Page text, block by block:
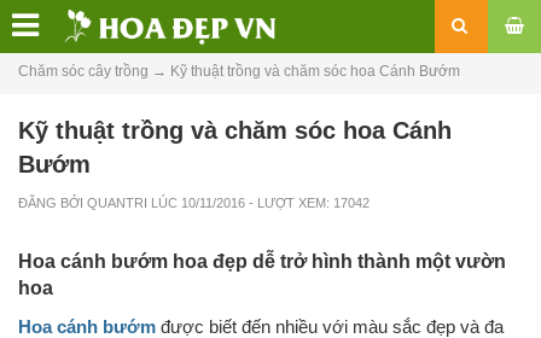
Chăm sóc cây trồng → Kỹ thuật trồng và chăm sóc hoa Cánh Bướm
Kỹ thuật trồng và chăm sóc hoa Cánh
Bướm
ĐĂNG BỞI QUANTRI LÚC 10/11/2016 - LƯỢT XEM: 17042
Hoa cánh bướm hoa đẹp dễ trở hình thành một vườn
hoa
Hoa cánh bướm được biết đến nhiều với màu sắc đẹp và đa